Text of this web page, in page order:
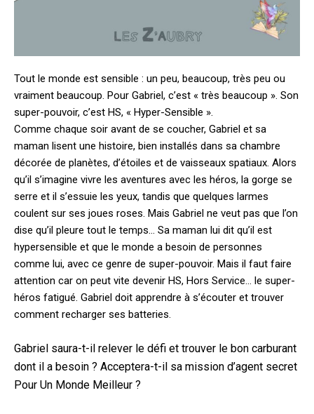
Tout le monde est sensible : un peu, beaucoup, très peu ou
vraiment beaucoup. Pour Gabriel, c’est « très beaucoup ». Son
super-pouvoir, c’est HS, « Hyper-Sensible ».
Comme chaque soir avant de se coucher, Gabriel et sa
maman lisent une histoire, bien installés dans sa chambre
décorée de planètes, d’étoiles et de vaisseaux spatiaux. Alors
qu’il s’imagine vivre les aventures avec les héros, la gorge se
serre et il s’essuie les yeux, tandis que quelques larmes
coulent sur ses joues roses. Mais Gabriel ne veut pas que l’on
dise qu’il pleure tout le temps… Sa maman lui dit qu’il est
hypersensible et que le monde a besoin de personnes
comme lui, avec ce genre de super-pouvoir. Mais il faut faire
attention car on peut vite devenir HS, Hors Service… le super-
héros fatigué. Gabriel doit apprendre à s’écouter et trouver
comment recharger ses batteries.
Gabriel saura-t-il relever le défi et trouver le bon carburant
dont il a besoin ? Acceptera-t-il sa mission d’agent secret
Pour Un Monde Meilleur ?